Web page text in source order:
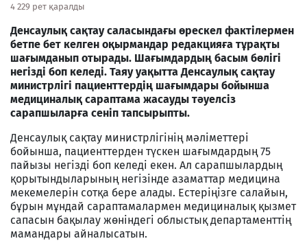
4 229 рет қаралды
Денсаулық сақтау саласындағы өрескел фактілермен
бетпе бет келген оқырмандар редакцияға тұрақты
шағымданып отырады. Шағымдардың басым бөлігі
негізді боп келеді. Таяу уақытта Денсаулық сақтау
министрлігі пациенттердің шағымдары бойынша
медициналық сараптама жасауды тәуелсіз
сарапшыларға сеніп тапсырыпты.
Денсаулық сақтау министрлігінің мәліметтері
бойынша, пациенттерден түскен шағымдардың 75
пайызы негізді боп келеді екен. Ал сарапшылардың
қорытындыларының негізінде азаматтар медицина
мекемелерін сотқа бере алады. Естеріңізге салайын,
бұрын мұндай сараптамалармен медициналық қызмет
сапасын бақылау жөніндегі облыстық департаменттің
мамандары айналысатын.